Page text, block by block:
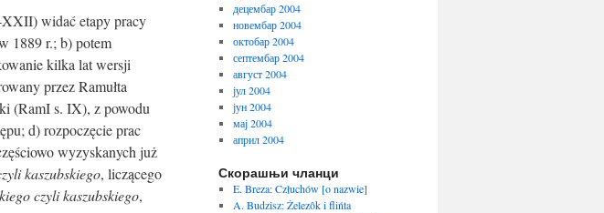
widać etapy pracy
1889 r.; b) potem
kilka lat wersji
przez Ramułta
(RamI s. IX), z powodu
d) rozpoczęcie prac
wyzyskanych już
kaszubskiego, liczącego
czyli kaszubskiego,
децембар 2004
новембар 2004
октобар 2004
септембар 2004
август 2004
јул 2004
јун 2004
мај 2004
април 2004
Скорашњи чланци
E. Breza: Człuchów [o nazwie]
A. Budzisz: Żelezôk i flińta